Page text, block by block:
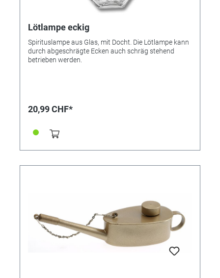
Lötlampe eckig
Spirituslampe aus Glas, mit Docht. Die Lötlampe kann
durch abgeschrägte Ecken auch schräg stehend
betrieben werden.
20,99 CHF*